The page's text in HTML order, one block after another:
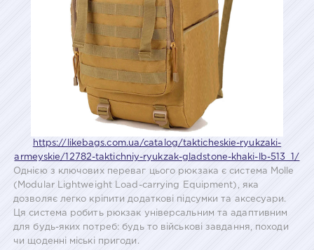
https://likebags.com.ua/catalog/takticheskie-ryukzaki-
armeyskie/12782-taktichniy-ryukzak-gladstone-khaki-lb-513_1/
Однією з ключових переваг цього рюкзака є система Molle
(Modular Lightweight Load-carrying Equipment), яка
дозволяє легко кріпити додаткові підсумки та аксесуари.
Ця система робить рюкзак універсальним та адаптивним
для будь-яких потреб: будь то військові завдання, походи
чи щоденні міські пригоди.